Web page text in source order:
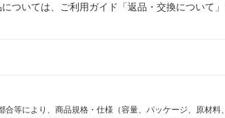
ついては、ご利用ガイド「返品・交換について
等により、商品規格・仕様（容量、パッケージ、原材料